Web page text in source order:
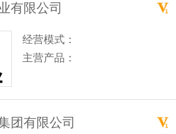
有限公司
经营模式：
主营产品：
团有限公司